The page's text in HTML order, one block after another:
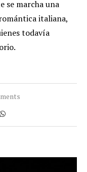
se marcha una
italiana,
todavía